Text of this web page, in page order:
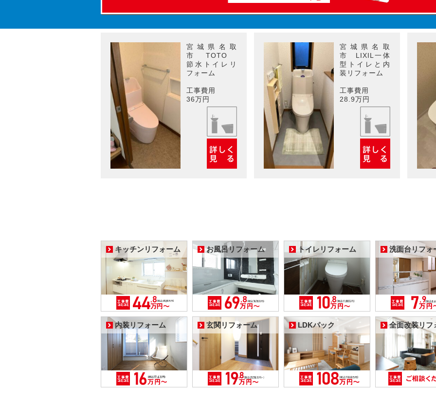
宮城県名取
市 TOTO
節水トイレリ
フォーム
工事費用
36万円
宮城県名取
市 LIXIL一体
型トイレと内
装リフォーム
工事費用
28.9万円
キッチンリフォーム お風呂リフォーム トイレリフォーム 洗面台リフォ
内装リフォーム 玄関リフォーム LDKパック 全面改装リフ